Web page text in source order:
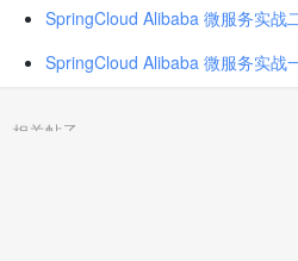
SpringCloud Alibaba 微服务实战
SpringCloud Alibaba 微服务实战
相关帖子